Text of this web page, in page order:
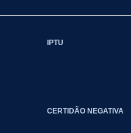
IPTU
CERTIDÃO NEGATIVA